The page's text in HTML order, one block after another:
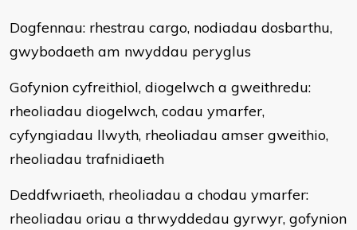
Dogfennau: rhestrau cargo, nodiadau dosbarthu,
gwybodaeth am nwyddau peryglus
Gofynion cyfreithiol, diogelwch a gweithredu:
rheoliadau diogelwch, codau ymarfer,
cyfyngiadau llwyth, rheoliadau amser gweithio,
rheoliadau trafnidiaeth
Deddfwriaeth, rheoliadau a chodau ymarfer:
rheoliadau oriau a thrwyddedau gyrwyr, gofynion